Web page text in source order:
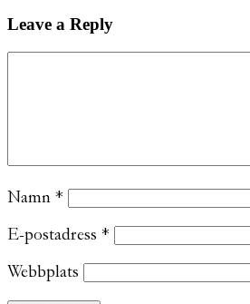
Leave a Reply
Namn *
E-postadress *
Webbplats